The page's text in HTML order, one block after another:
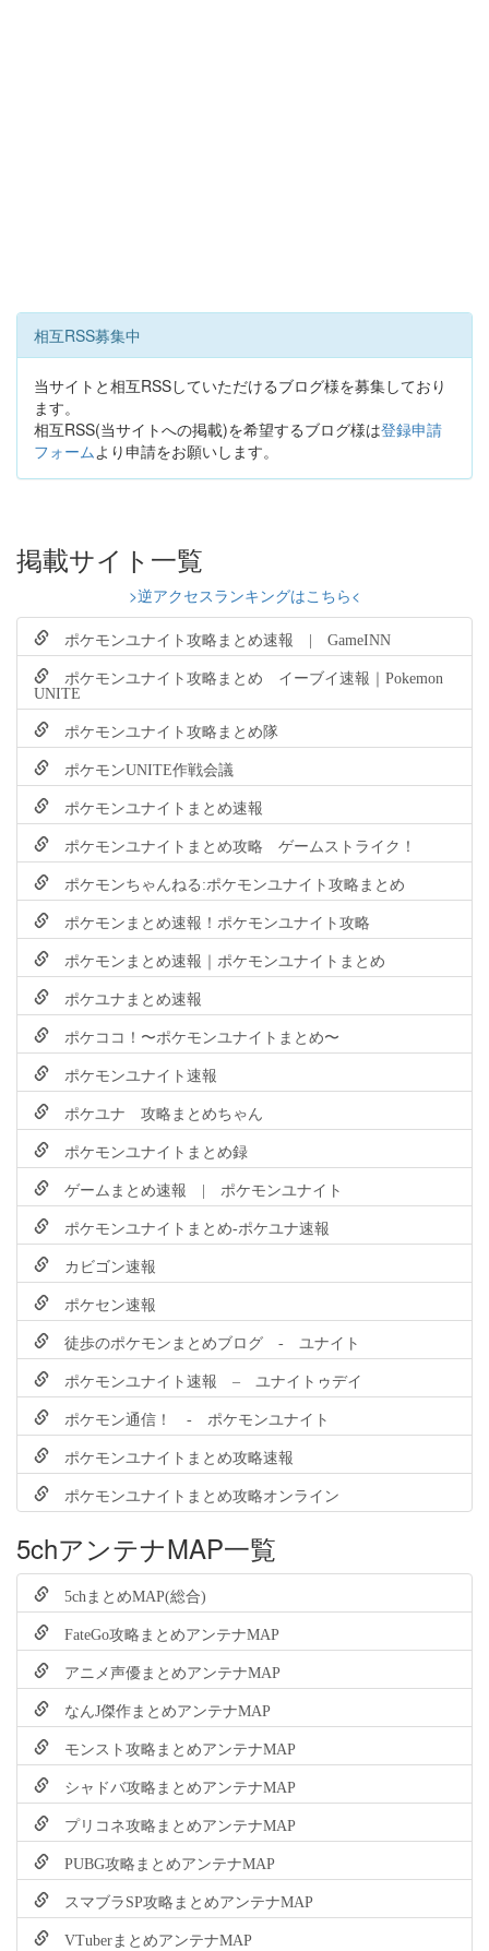
相互RSS募集中
当サイトと相互RSSしていただけるブログ様を募集しており
ます。
相互RSS(当サイトへの掲載)を希望するブログ様は登録申請
フォームより申請をお願いします。
掲載サイト一覧
>逆アクセスランキングはこちら<
ポケモンユナイト攻略まとめ速報 | GameINN
ポケモンユナイト攻略まとめ イーブイ速報｜Pokemon
UNITE
ポケモンユナイト攻略まとめ隊
ポケモンUNITE作戦会議
ポケモンユナイトまとめ速報
ポケモンユナイトまとめ攻略 ゲームストライク！
ポケモンちゃんねる:ポケモンユナイト攻略まとめ
ポケモンまとめ速報！ポケモンユナイト攻略
ポケモンまとめ速報｜ポケモンユナイトまとめ
ポケユナまとめ速報
ポケココ！〜ポケモンユナイトまとめ〜
ポケモンユナイト速報
ポケユナ 攻略まとめちゃん
ポケモンユナイトまとめ録
ゲームまとめ速報 | ポケモンユナイト
ポケモンユナイトまとめ-ポケユナ速報
カビゴン速報
ポケセン速報
徒歩のポケモンまとめブログ - ユナイト
ポケモンユナイト速報 – ユナイトゥデイ
ポケモン通信！ - ポケモンユナイト
ポケモンユナイトまとめ攻略速報
ポケモンユナイトまとめ攻略オンライン
5chアンテナMAP一覧
5chまとめMAP(総合)
FateGo攻略まとめアンテナMAP
アニメ声優まとめアンテナMAP
なんJ傑作まとめアンテナMAP
モンスト攻略まとめアンテナMAP
シャドバ攻略まとめアンテナMAP
プリコネ攻略まとめアンテナMAP
PUBG攻略まとめアンテナMAP
スマブラSP攻略まとめアンテナMAP
VTuberまとめアンテナMAP